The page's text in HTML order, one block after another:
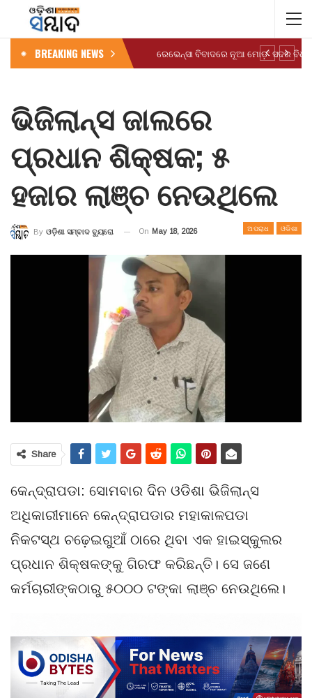
BREAKING NEWS
ଭିଜିଲାନ୍ସ ଜାଲରେ
ପ୍ରଧାନ ଶିକ୍ଷକ; ୫
ହଜାର ଲାଞ୍ଚ ନେଉଥିଲେ
ଅପରାଧ ଓଡିଶା
By ଓଡ଼ିଶା ସମ୍ବାଦ ବ୍ୟୁରୋ On May 18, 2026
Share
କେନ୍ଦ୍ରାପଡା: ସୋମବାର ଦିନ ଓଡିଶା ଭିଜିଲାନ୍ସ
ଅଧିକାରୀମାନେ କେନ୍ଦ୍ରାପଡାର ମହାକାଳପଡା
ନିକଟସ୍ଥ ଚଢ଼େଇଗୁଆଁ ଠାରେ ଥିବା ଏକ ହାଇସ୍କୁଲର
ପ୍ରଧାନ ଶିକ୍ଷକଙ୍କୁ ଗିରଫ କରିଛନ୍ତି। ସେ ଜଣେ
କର୍ମଚାରୀଙ୍କଠାରୁ ୫୦୦୦ ଟଙ୍କା ଲାଞ୍ଚ ନେଉଥିଲେ।